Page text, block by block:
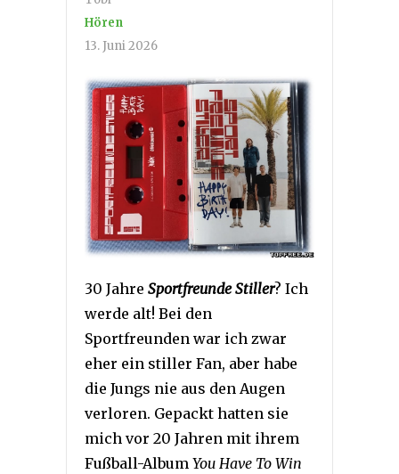
Hören
13. Juni 2026
30 Jahre Sportfreunde Stiller? Ich
werde alt! Bei den
Sportfreunden war ich zwar
eher ein stiller Fan, aber habe
die Jungs nie aus den Augen
verloren. Gepackt hatten sie
mich vor 20 Jahren mit ihrem
Fußball-Album You Have To Win